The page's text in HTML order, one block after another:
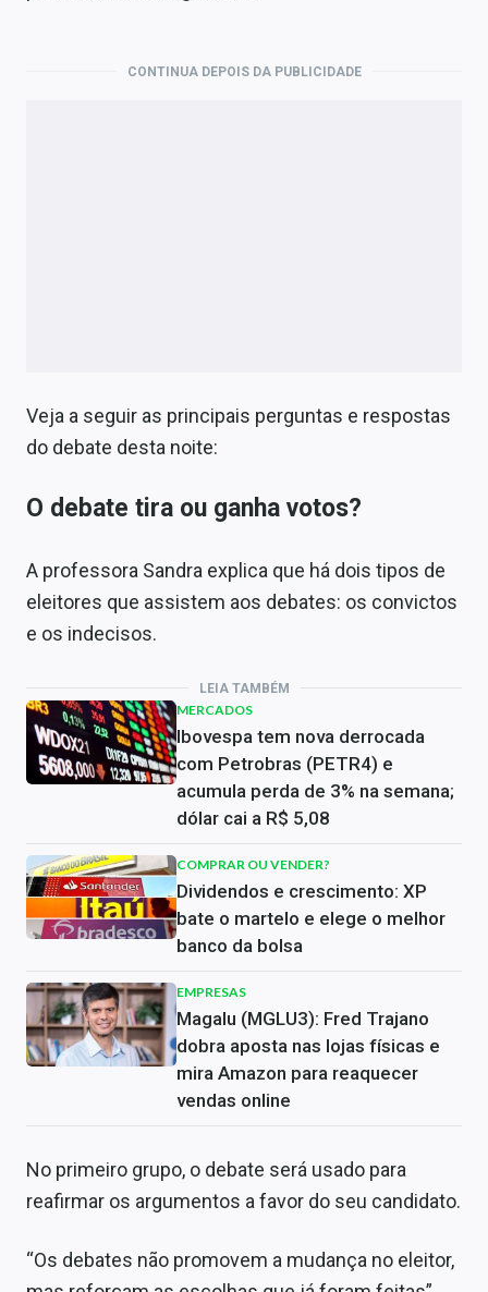
CONTINUA DEPOIS DA PUBLICIDADE
Veja a seguir as principais perguntas e respostas
do debate desta noite:
O debate tira ou ganha votos?
A professora Sandra explica que há dois tipos de
eleitores que assistem aos debates: os convictos
e os indecisos.
LEIA TAMBÉM
MERCADOS
Ibovespa tem nova derrocada
com Petrobras (PETR4) e
acumula perda de 3% na semana;
dólar cai a R$ 5,08
COMPRAR OU VENDER?
Dividendos e crescimento: XP
bate o martelo e elege o melhor
banco da bolsa
EMPRESAS
Magalu (MGLU3): Fred Trajano
dobra aposta nas lojas físicas e
mira Amazon para reaquecer
vendas online
No primeiro grupo, o debate será usado para
reafirmar os argumentos a favor do seu candidato.
“Os debates não promovem a mudança no eleitor,